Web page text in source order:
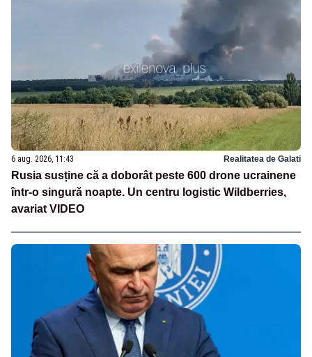
6 aug. 2026, 11:43 Realitatea de Galati
Rusia susține că a doborât peste 600 drone ucrainene
într-o singură noapte. Un centru logistic Wildberries,
avariat VIDEO